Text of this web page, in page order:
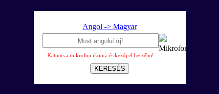
Angol -> Magyar
Kattints a mikrofon ikonra és kezdj el beszélni!
KERESÉS